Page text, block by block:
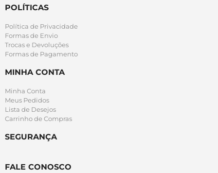
POLÍTICAS
Política de Privacidade
Formas de Envio
Trocas e Devoluções
Formas de Pagamento
MINHA CONTA
Minha Conta
Meus Pedidos
Lista de Desejos
Carrinho de Compras
SEGURANÇA
FALE CONOSCO